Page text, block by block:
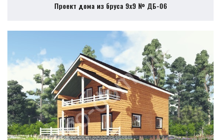
Проект дома из бруса 9х9 № ДБ-06